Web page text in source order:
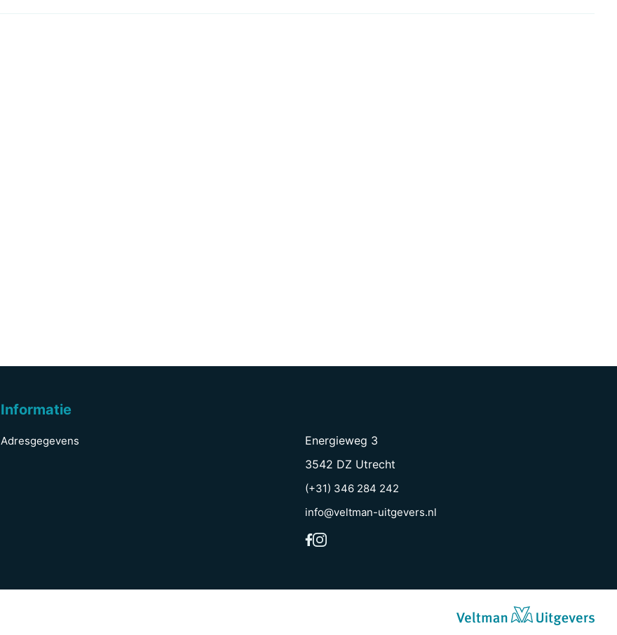
Informatie
Adresgegevens
Energieweg 3
3542 DZ Utrecht
(+31) 346 284 242
info@veltman-uitgevers.nl